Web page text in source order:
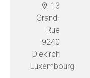
13
Grand-
Rue
9240
Diekirch
Luxembourg